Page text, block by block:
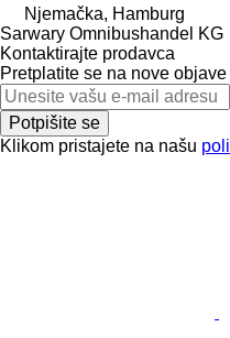
Njemačka, Hamburg
Sarwary Omnibushandel KG
Kontaktirajte prodavca
Pretplatite se na nove
Potpišite se
Klikom pristajete na našu